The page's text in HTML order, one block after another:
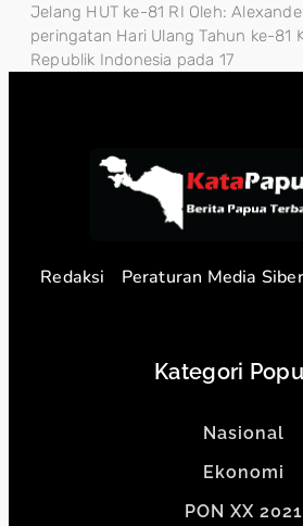
Jelang HUT ke-81 RI Oleh:
peringatan Hari Ulang Tahun ke-81
Republik Indonesia pada 17
Redaksi Peraturan Media Siber
Kategori
Nasional
Ekonomi
PON XX 2021